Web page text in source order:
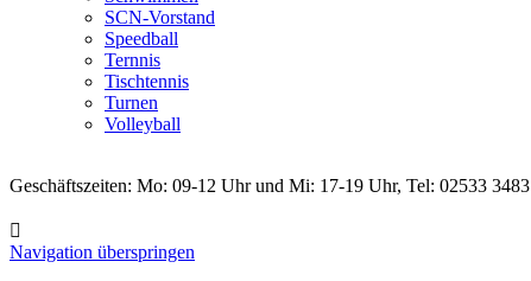
SCN-Vorstand
Speedball
Ternnis
Tischtennis
Turnen
Volleyball
Geschäftszeiten: Mo: 09-12 Uhr und Mi: 17-19 Uhr, Tel: 02533 3483
Navigation überspringen